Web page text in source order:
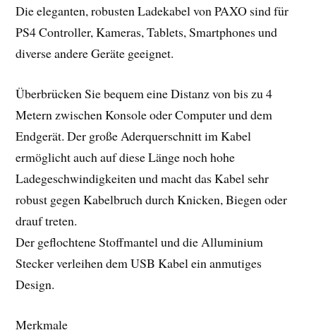
Die eleganten, robusten Ladekabel von PAXO sind für
PS4 Controller, Kameras, Tablets, Smartphones und
diverse andere Geräte geeignet.
Überbrücken Sie bequem eine Distanz von bis zu 4
Metern zwischen Konsole oder Computer und dem
Endgerät. Der große Aderquerschnitt im Kabel
ermöglicht auch auf diese Länge noch hohe
Ladegeschwindigkeiten und macht das Kabel sehr
robust gegen Kabelbruch durch Knicken, Biegen oder
drauf treten.
Der geflochtene Stoffmantel und die Alluminium
Stecker verleihen dem USB Kabel ein anmutiges
Design.
Merkmale